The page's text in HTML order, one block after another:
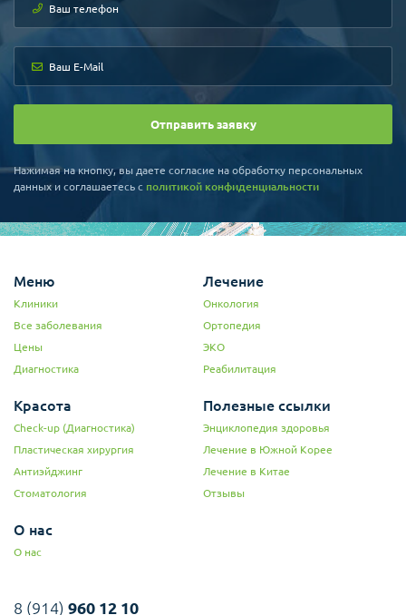
Отправить заявку
Нажимая на кнопку, вы даете согласие на обработку персональных
данных и соглашаетесь c политикой конфиденциальности
Меню
Клиники
Все заболевания
Цены
Диагностика
Лечение
Онкология
Ортопедия
ЭКО
Реабилитация
Красота
Check-up (Диагностика)
Пластическая хирургия
Антиэйджинг
Стоматология
Полезные ссылки
Энциклопедия здоровья
Лечение в Южной Корее
Лечение в Китае
Отзывы
О нас
О нас
8 (914) 960 12 10